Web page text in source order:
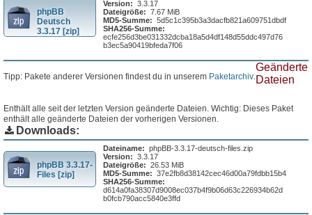
phpBB
Deutsch
3.3.17 [zip]
Version: 3.3.17
Dateigröße: 7.67 MiB
MD5-Summe: 5d5c1c395b3a3dacfb821a609751dbdf
SHA256-Summe:
ecfe256d3be031332dcba18a5d4df148d55ddc497d76
b3ec5a90419bfeda7f06
Tipp: Pakete anderer Versionen findest du in unserem Paketarchiv.
Geänderte
Dateien
Enthält alle seit der letzten Version geänderte Dateien. Wichtig: Dieses Paket
enthält alle geänderte Dateien der vorherigen Versionen.
Downloads:
phpBB 3.3.17-
Files [zip]
Dateiname: phpBB-3.3.17-deutsch-files.zip
Version: 3.3.17
Dateigröße: 26.53 MiB
MD5-Summe: 37e2fb8d38142cec46d00a79fdbb15b4
SHA256-Summe:
d614a0fa38307d9008ec037b4f9b06d63c226934b62d
b0fcb790acc5840e3ffd